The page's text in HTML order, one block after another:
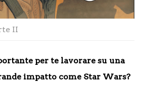
II
per te lavorare su una
impatto come Star Wars?